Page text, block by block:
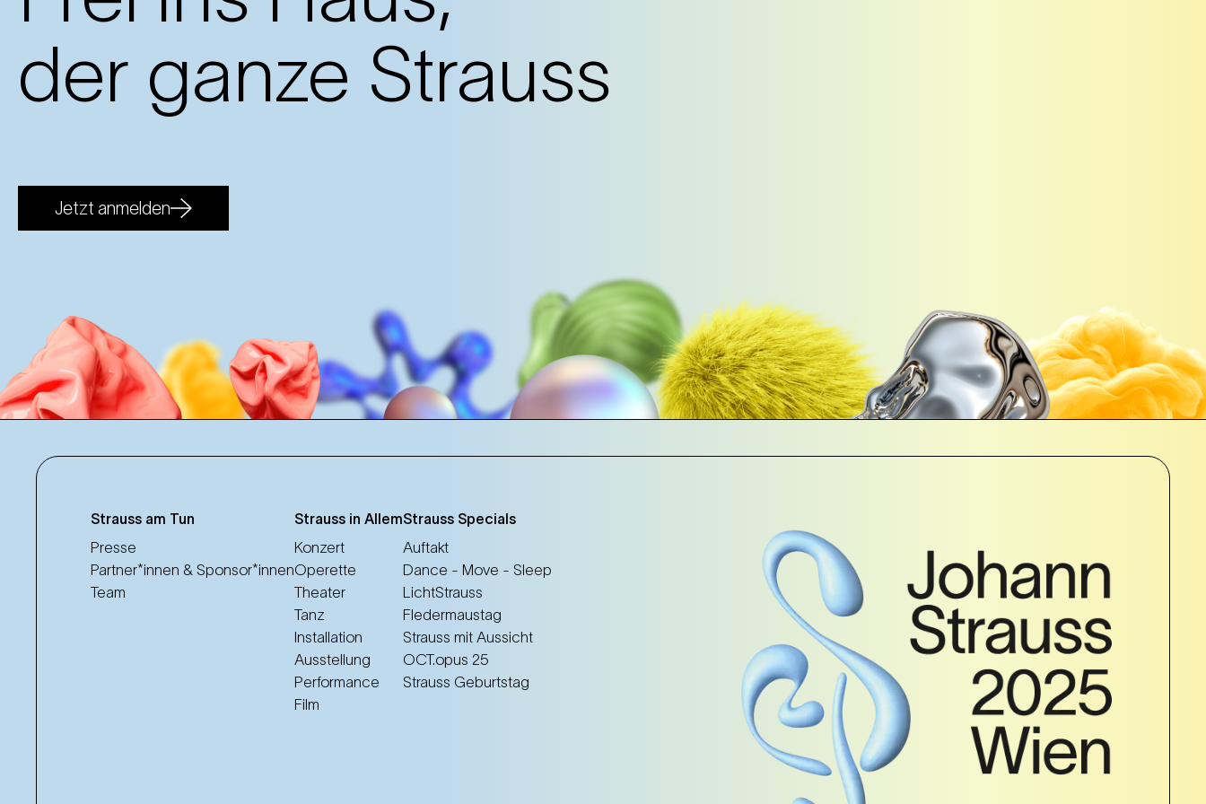
der ganze Strauss
Jetzt anmelden
Strauss am Tun
Presse
Partner*innen & Sponsor*innen
Team
Strauss in Allem
Konzert
Operette
Theater
Tanz
Installation
Ausstellung
Performance
Film
Strauss Specials
Auftakt
Dance - Move - Sleep
LichtStrauss
Fledermaustag
Strauss mit Aussicht
OCT.opus 25
Strauss Geburtstag